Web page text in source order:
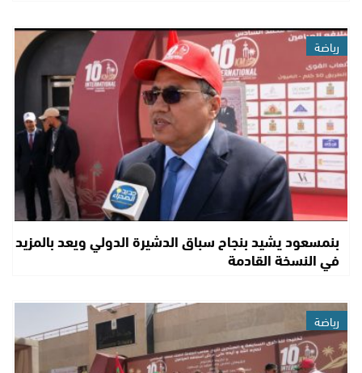
رياضة
بنمسعود يشيد بنجاح سباق الدشيرة الدولي ويعد بالمزيد
في النسخة القادمة
رياضة